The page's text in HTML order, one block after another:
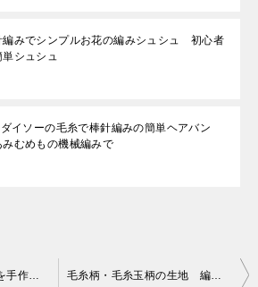
編みでシンプルお花の編みシュシュ 初心者
シュシュ
イソーの毛糸で棒針編みの簡単ヘアバン
むめもの機械編みで